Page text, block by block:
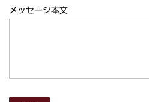
*NEW RELEASE (最新約3ヶ月)
ウォーニング / 2024年4月22日 ...
リアム・ギャラガー / 2024年6月3...
メッセージ本文